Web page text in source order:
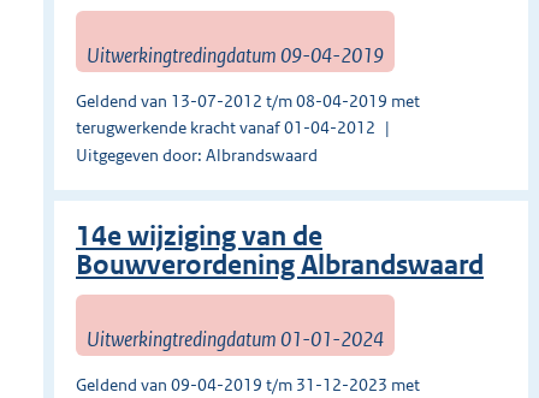
Uitwerkingtredingdatum 09-04-2019
Geldend van 13-07-2012 t/m 08-04-2019 met
terugwerkende kracht vanaf 01-04-2012
Uitgegeven door: Albrandswaard
14e wijziging van de
Bouwverordening Albrandswaard
Uitwerkingtredingdatum 01-01-2024
Geldend van 09-04-2019 t/m 31-12-2023 met